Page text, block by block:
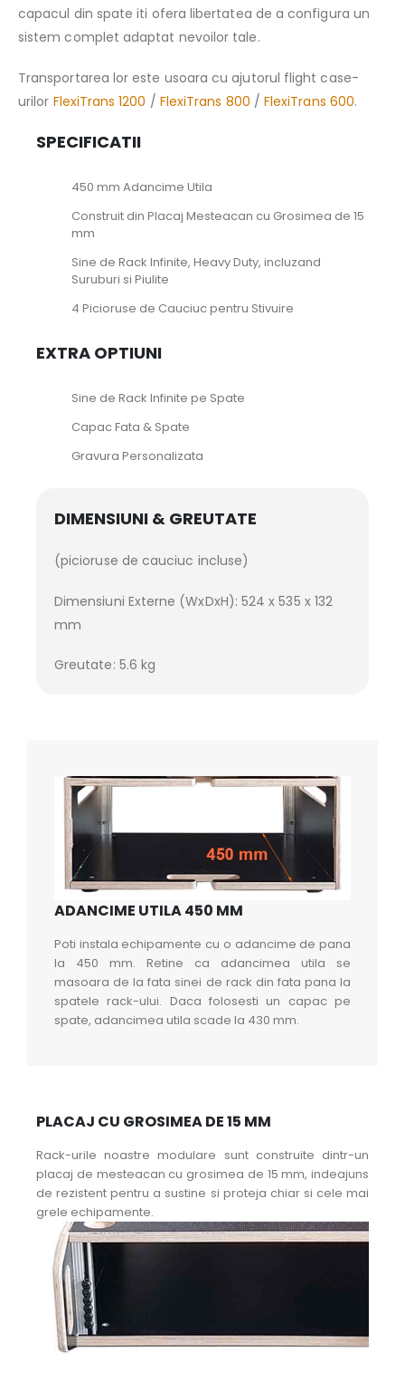
capacul din spate iti ofera libertatea de a configura un
sistem complet adaptat nevoilor tale.
Transportarea lor este usoara cu ajutorul flight case-
urilor FlexiTrans 1200 / FlexiTrans 800 / FlexiTrans 600.
SPECIFICATII
450 mm Adancime Utila
Construit din Placaj Mesteacan cu Grosimea de 15
mm
Sine de Rack Infinite, Heavy Duty, incluzand
Suruburi si Piulite
4 Picioruse de Cauciuc pentru Stivuire
EXTRA OPTIUNI
Sine de Rack Infinite pe Spate
Capac Fata & Spate
Gravura Personalizata
DIMENSIUNI & GREUTATE
(picioruse de cauciuc incluse)
Dimensiuni Externe (WxDxH): 524 x 535 x 132
mm
Greutate: 5.6 kg
ADANCIME UTILA 450 MM
Poti instala echipamente cu o adancime de pana
la 450 mm. Retine ca adancimea utila se
masoara de la fata sinei de rack din fata pana la
spatele rack-ului. Daca folosesti un capac pe
spate, adancimea utila scade la 430 mm.
PLACAJ CU GROSIMEA DE 15 MM
Rack-urile noastre modulare sunt construite dintr-un
placaj de mesteacan cu grosimea de 15 mm, indeajuns
de rezistent pentru a sustine si proteja chiar si cele mai
grele echipamente.